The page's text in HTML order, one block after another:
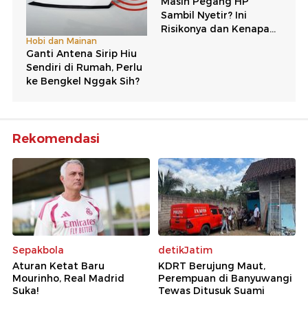
Rekomendasi
Sepakbola
Aturan Ketat Baru
Mourinho, Real Madrid
Suka!
detikJatim
KDRT Berujung Maut,
Perempuan di Banyuwangi
Tewas Ditusuk Suami